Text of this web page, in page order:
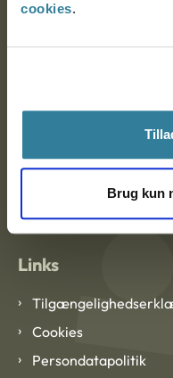
cookies.
Brug kun
EAN: 57 98 000 35 48 21
Om Ankestyrelsen
Links
Cookies
Persondatapolitik